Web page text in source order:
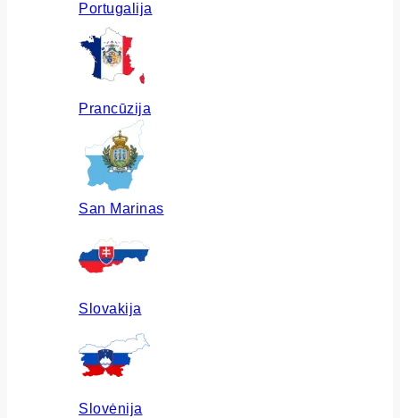
Portugalija
Prancūzija
San Marinas
Slovakija
Slovėnija